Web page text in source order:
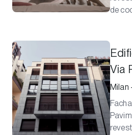
de
Via
Milan